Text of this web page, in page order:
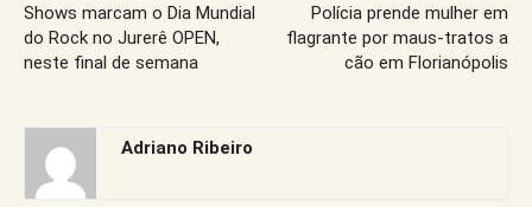
Shows marcam o Dia Mundial
do Rock no Jurerê OPEN,
neste final de semana
Polícia prende mulher em
flagrante por maus-tratos a
cão em Florianópolis
Adriano Ribeiro